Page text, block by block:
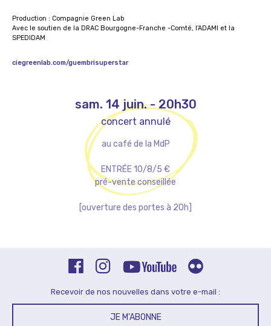
Production : Compagnie Green Lab
Avec le soutien de la DRAC Bourgogne-Franche -Comté, l’ADAMI et la
SPEDIDAM
ciegreenlab.com/guembrisuperstar
sam. 14 juin.-20h30
concert annulé
au café de la MdP
ENTRÉE 10/8/5 €
pré-vente conseillée
[ouverture des portes à 20h]
Recevoir de nos nouvelles dans votre e-mail :
JE M'ABONNE